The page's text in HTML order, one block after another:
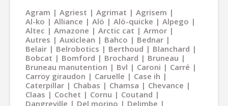
Agram Agriest Agrimat
Agrisem
Al-ko
Alliance Alö Alö-quicke
Alpego
Altec
Amazone Arctic cat
Armor
Autres
Auxiclean Bahco
Bednar
Belair
Belrobotics Berthoud
Blanchard
Bobcat
Bomford Brochard
Bruneau
Bruneau manutention
Bvl Caroni
Carré
Carroy giraudon
Caruelle
Case ih
Caterpillar
Chabas Chamsa
Chevance
Claas
Cochet Cornu
Coutand
Dangreville
Del morino
Delimbe